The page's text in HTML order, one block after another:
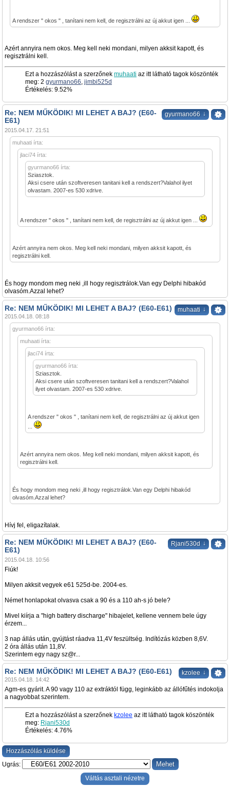
A rendszer " okos " , tanítani nem kell, de regisztrálni az új akkut igen ...
Azért annyira nem okos. Meg kell neki mondani, milyen akksit kapott, és
regisztrálni kell.
Ezt a hozzászólást a szerzőnek muhaati az itt látható tagok köszönték
meg: 2 gyurmano66, jimbi525d
Értékelés: 9.52%
gyurmano66 ↓
Re: NEM MŰKÖDIK! MI LEHET A BAJ? (E60-
E61)
2015.04.17. 21:51
muhaati írta:
jlaci74 írta:
gyurmano66 írta:
Sziasztok.
Aksi csere után szoftveresen tanitani kell a rendszert?Valahol ilyet
olvastam. 2007-es 530 xdrive.
A rendszer " okos " , tanítani nem kell, de regisztrálni az új akkut igen ...
Azért annyira nem okos. Meg kell neki mondani, milyen akksit kapott, és
regisztrálni kell.
És hogy mondom meg neki ,ill hogy regisztrálok.Van egy Delphi hibakód
olvasóm.Azzal lehet?
muhaati ↓
Re: NEM MŰKÖDIK! MI LEHET A BAJ? (E60-E61)
2015.04.18. 08:18
gyurmano66 írta:
muhaati írta:
jlaci74 írta:
gyurmano66 írta:
Sziasztok.
Aksi csere után szoftveresen tanitani kell a rendszert?Valahol
ilyet olvastam. 2007-es 530 xdrive.
A rendszer " okos " , tanítani nem kell, de regisztrálni az új akkut igen
Azért annyira nem okos. Meg kell neki mondani, milyen akksit kapott, és
regisztrálni kell.
És hogy mondom meg neki ,ill hogy regisztrálok.Van egy Delphi hibakód
olvasóm.Azzal lehet?
Hívj fel, eligazítalak.
Rjani530d ↓
Re: NEM MŰKÖDIK! MI LEHET A BAJ? (E60-
E61)
2015.04.18. 10:56
Fiúk!
Milyen akksit vegyek e61 525d-be. 2004-es.
Német honlapokat olvasva csak a 90 és a 110 ah-s jó bele?
Mivel kiírja a "high battery discharge" hibajelet, kellene vennem bele úgy
érzem...
3 nap állás után, gyújtást ráadva 11,4V feszültség. Indítózás közben 8,6V.
2 óra állás után 11,8V.
Szerintem egy nagy sz@r...
kzolee ↓
Re: NEM MŰKÖDIK! MI LEHET A BAJ? (E60-E61)
2015.04.18. 14:42
Agm-es gyárit. A 90 vagy 110 az extráktól függ, leginkább az állófűtés indokolja
a nagyobbat szerintem.
Ezt a hozzászólást a szerzőnek kzolee az itt látható tagok köszönték
meg: Rjani530d
Értékelés: 4.76%
Hozzászólás küldése
Ugrás:
Váltás asztali nézetre